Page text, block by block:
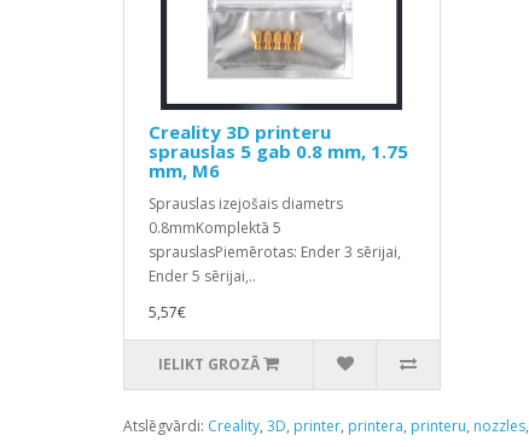
Creality 3D printeru
sprauslas 5 gab 0.8 mm, 1.75
mm, M6
Sprauslas izejošais diametrs
0.8mmKomplektā 5
sprauslasPiemērotas: Ender 3 sērijai,
Ender 5 sērijai,..
5,57€
IELIKT GROZĀ
Atslēgvārdi: Creality, 3D, printer, printera, printeru, nozzles,